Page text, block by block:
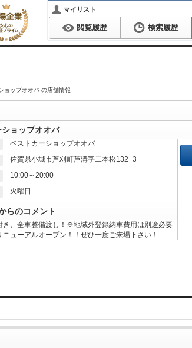
マイリスト
閲覧履歴 検索履歴
ョップオオバ の店舗情報
ョップオオバ
ベストカーショップオオバ
佐賀県小城市芦刈町芦溝字二本松132−3
10:00～20:00
火曜日
らのコメント
、全車整備渡し！※地域外登録納車費用は別途必要
ニューアルオープン！！ぜひ一度ご来場下さい！